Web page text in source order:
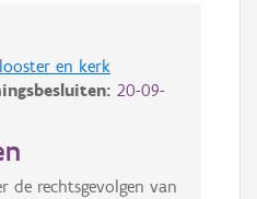
en kerk
20-09-
de rechtsgevolgen van